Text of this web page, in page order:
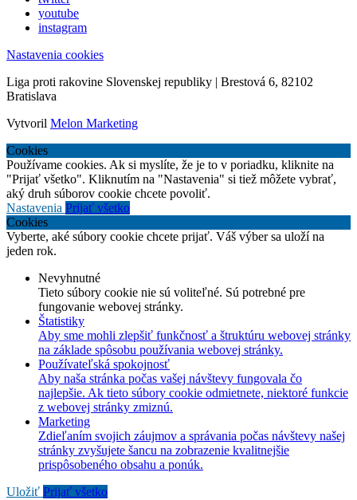
youtube
instagram
Nastavenia cookies
Liga proti rakovine Slovenskej republiky | Brestová 6, 82102
Bratislava
Vytvoril Melon Marketing
Cookies
Používame cookies. Ak si myslíte, že je to v poriadku, kliknite na
"Prijať všetko". Kliknutím na "Nastavenia" si tiež môžete vybrať,
aký druh súborov cookie chcete povoliť.
Nastavenia Prijať všetko
Cookies
Vyberte, aké súbory cookie chcete prijať. Váš výber sa uloží na
jeden rok.
Nevyhnutné
Tieto súbory cookie nie sú voliteľné. Sú potrebné pre
fungovanie webovej stránky.
Štatistiky
Aby sme mohli zlepšiť funkčnosť a štruktúru webovej stránky
na základe spôsobu používania webovej stránky.
Používateľská spokojnosť
Aby naša stránka počas vašej návštevy fungovala čo
najlepšie. Ak tieto súbory cookie odmietnete, niektoré funkcie
z webovej stránky zmiznú.
Marketing
Zdieľaním svojich záujmov a správania počas návštevy našej
stránky zvyšujete šancu na zobrazenie kvalitnejšie
prispôsobeného obsahu a ponúk.
Uložiť Prijať všetko